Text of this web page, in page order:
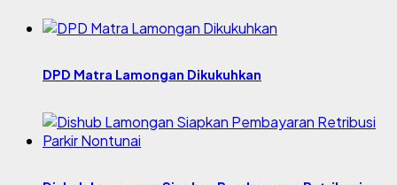
DPD Matra Lamongan Dikukuhkan